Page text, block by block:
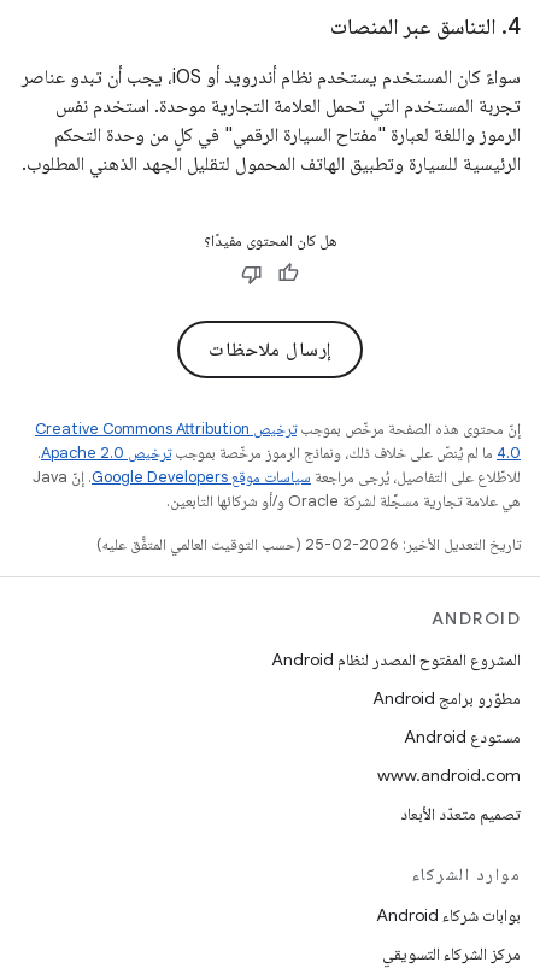
4
. التناسق عبر المنصات
سواءً كان المستخدم يستخدم نظام أندرويد أو iOS، يجب أن تبدو عناصر
تجربة المستخدم التي تحمل العلامة التجارية موحدة. استخدم نفس
الرموز واللغة لعبارة "مفتاح السيارة الرقمي" في كلٍ من وحدة التحكم
الرئيسية للسيارة وتطبيق الهاتف المحمول لتقليل الجهد الذهني المطلوب.
هل كان المحتوى مفيدًا؟
إرسال ملاحظات
إنّ محتوى هذه الصفحة مرخّص بموجب
ترخيص Creative Commons Attribution
4.0‏ ما لم يُنصّ على خلاف ذلك، ونماذج الرموز مرخّصة بموجبترخيص Apache 2.0‏
.
للاطّلاع على التفاصيل، يُرجى مراجعة سياسات موقع Google Developers‏
. إنّ Java
هي علامة تجارية مسجَّلة لشركة Oracle و/أو شركائها التابعين.
تاريخ التعديل الأخير: 2026-02-25 (حسب التوقيت العالمي المتفَّق عليه)
ANDROID
المشروع المفتوح المصدر لنظام Android
مطوّرو برامج Android
مستودع Android
www.android.com
تصميم متعدّد الأبعاد
موارد الشركاء
بوابات شركاء Android
مركز الشركاء التسويقي